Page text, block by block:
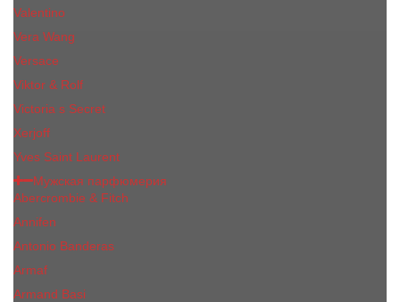
Valentino
Vera Wang
Versace
Viktor & Rolf
Victoria s Secret
Xerjoff
Yves Saint Laurent
Мужская парфюмерия
Abercrombie & Fitch
Annifen
Antonio Banderas
Armaf
Armand Basi